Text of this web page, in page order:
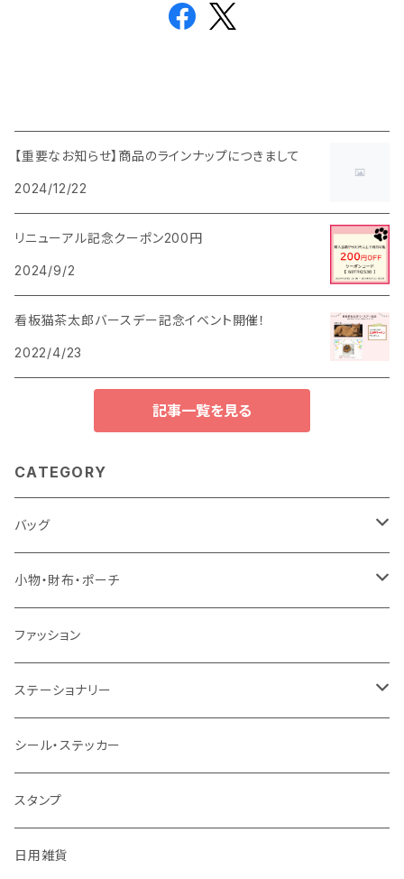
【重要なお知らせ】商品のラインナップにつきまして
2024/12/22
リニューアル記念クーポン200円
2024/9/2
看板猫茶太郎バースデー記念イベント開催！
2022/4/23
記事一覧を見る
CATEGORY
バッグ
トートバッグ
ショルダーバッグ
リュック
小物・財布・ポーチ
ポーチ
財布
巾着
キーホルダー
その他
ファッション
ステーショナリー
マステ・テープ
筆記具
メモ帳・フセン・ノート
シール・ステッカー
スタンプ
日用雑貨